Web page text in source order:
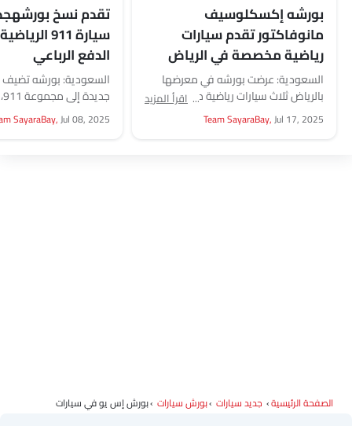
بورشه إكسكلوسيف
مانوفاكتور تقدم سيارات
رياضية مخصصة في الرياض
السعودية: عرضت بورشه في معرضها
بالرياض ثلاث سيارات رياضية مخصصة، تم
تصميم كل منها من خلال برنامج
التخصيص الشخصي الخاص...
اقرأ المزيد
Team SayaraBay,Jul 17, 2025
تقدم نسخ
سيارة 911
الدفع الرباعي
السعودية: بورشه تضيف
سيارات 911
ستة طرازات. كاريرا...
SayaraBay,Jul 08, 2025
الصفحة الرئيسية جديد سيارات بورش سيارات بورش إس يو في سيارات